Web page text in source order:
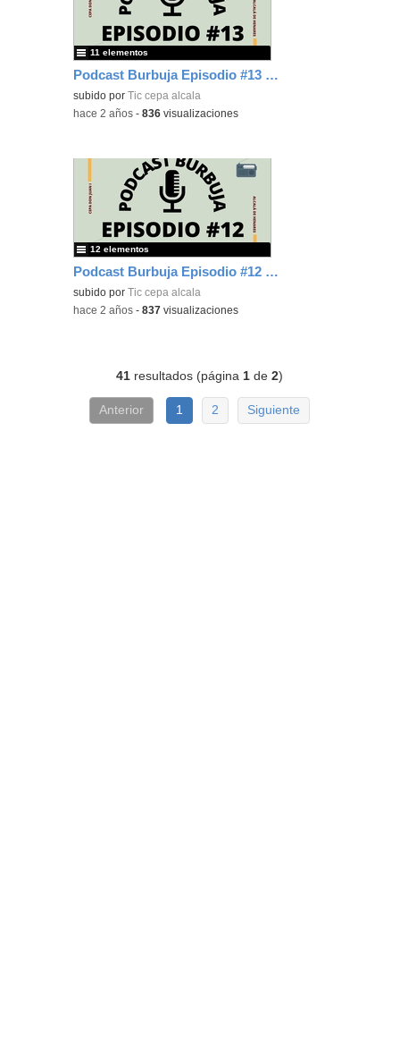
Podcast Burbuja Episodio #13 (Lista)
subido por Tic cepa alcala
11 elementos
-hace 2 años -836 visualizaciones
Podcast Burbuja Episodio #12 (Lista)
subido por Tic cepa alcala
12 elementos
-hace 2 años -837 visualizaciones
41 resultados (página 1 de2)
Anterior 1 2 Siguiente